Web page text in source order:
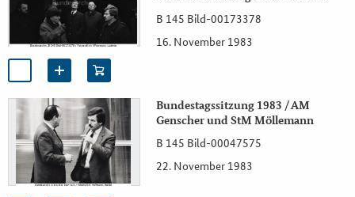
B 145 Bild-00173378
16. November 1983
Bundestagssitzung 1983 / AM
Genscher und StM Möllemann
B 145 Bild-00047575
22. November 1983